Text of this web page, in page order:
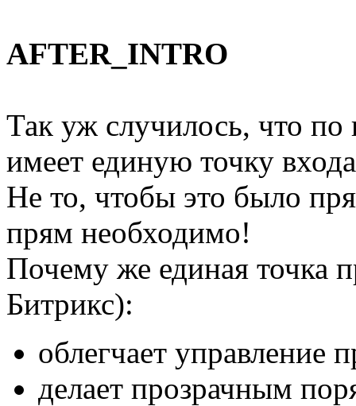
AFTER_INTRO
Так уж случилось, что
имеет единую точку
Не то, чтобы это было
прям необходимо!
Почему же единая точка
Битрикс):
облегчает управление
делает прозрачным